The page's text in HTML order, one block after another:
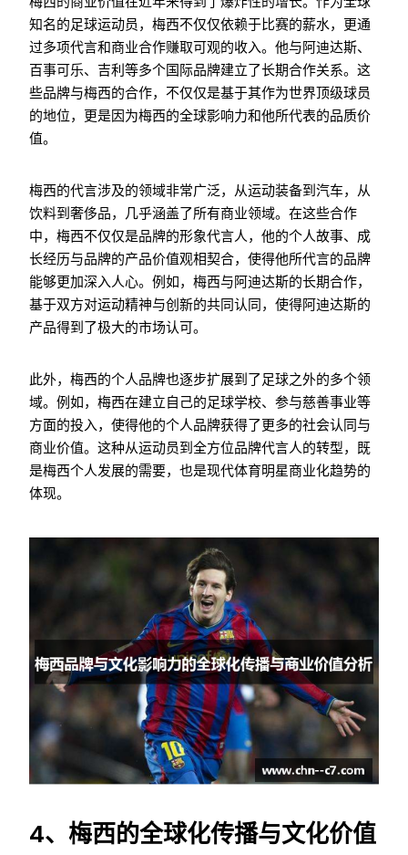
知名的足球运动员，梅西不仅仅依赖于比赛的薪水，更通
过多项代言和商业合作赚取可观的收入。他与阿迪达斯、
百事可乐、吉利等多个国际品牌建立了长期合作关系。这
些品牌与梅西的合作，不仅仅是基于其作为世界顶级球员
的地位，更是因为梅西的全球影响力和他所代表的品质价
值。
梅西的代言涉及的领域非常广泛，从运动装备到汽车，从
饮料到奢侈品，几乎涵盖了所有商业领域。在这些合作
中，梅西不仅仅是品牌的形象代言人，他的个人故事、成
长经历与品牌的产品价值观相契合，使得他所代言的品牌
能够更加深入人心。例如，梅西与阿迪达斯的长期合作，
基于双方对运动精神与创新的共同认同，使得阿迪达斯的
产品得到了极大的市场认可。
此外，梅西的个人品牌也逐步扩展到了足球之外的多个领
域。例如，梅西在建立自己的足球学校、参与慈善事业等
方面的投入，使得他的个人品牌获得了更多的社会认同与
商业价值。这种从运动员到全方位品牌代言人的转型，既
是梅西个人发展的需要，也是现代体育明星商业化趋势的
体现。
4、梅西的全球化传播与文化价值